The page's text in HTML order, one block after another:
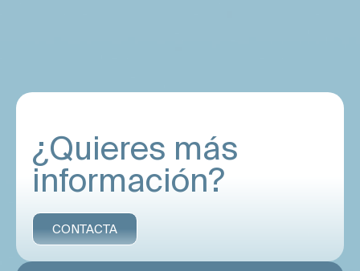
¿Quieres más
información?
CONTACTA